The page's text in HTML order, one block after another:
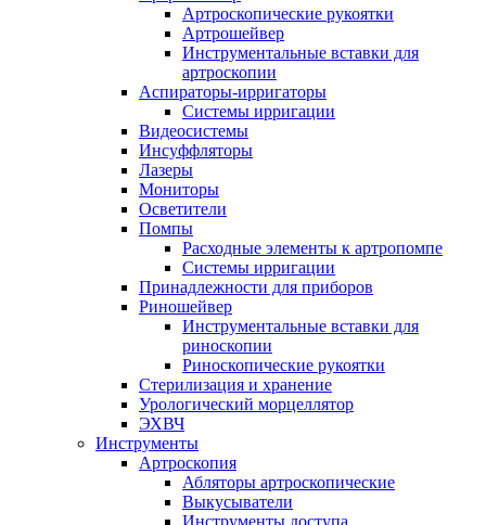
Артроскопические рукоятки
Артрошейвер
Инструментальные вставки для
артроскопии
Аспираторы-ирригаторы
Системы ирригации
Видеосистемы
Инсуффляторы
Лазеры
Мониторы
Осветители
Помпы
Расходные элементы к артропомпе
Системы ирригации
Принадлежности для приборов
Риношейвер
Инструментальные вставки для
риноскопии
Риноскопические рукоятки
Стерилизация и хранение
Урологический морцеллятор
ЭХВЧ
Инструменты
Артроскопия
Абляторы артроскопические
Выкусыватели
Инструменты доступа